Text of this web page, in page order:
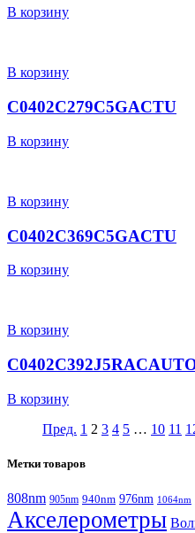
В корзину
В корзину
C0402C279C5GACTU
В корзину
В корзину
C0402C369C5GACTU
В корзину
В корзину
В корзину
Пред. 1 2 3 4 5 … 10 11
Метки товаров
808nm 905nm 940nm 976nm 1064nm
Акселерометры